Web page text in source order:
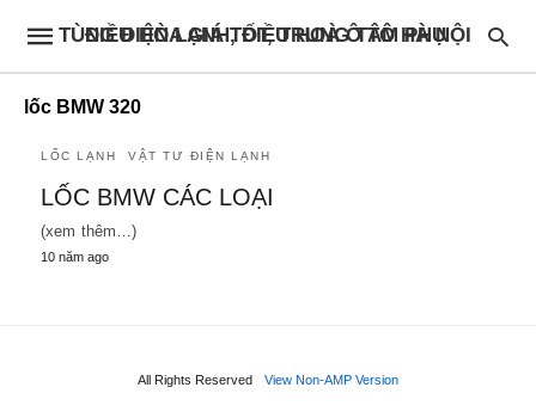
ĐIỀU HÒA GIÁ TỐT, TRUNG TÂM PHỤ TÙNG ĐIỆN LẠNH, ĐIỀU HOÀ Ô TÔ HÀ NỘI
lốc BMW 320
LỐC LẠNH VẬT TƯ ĐIỆN LẠNH
LỐC BMW CÁC LOẠI
(xem thêm…)
10 năm ago
All Rights Reserved View Non-AMP Version